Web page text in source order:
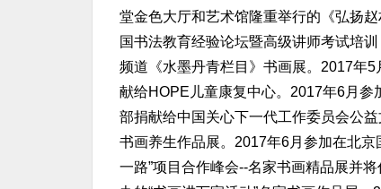
堂金色大厅和艺术馆隆重举行的《弘扬
国书法教育经验论坛暨高级讲师考试培
频道《水墨丹青栏目》书画展。2017年
献给HOPE儿童康复中心。2017年6月参
部捐献给中国关心下一代工作委员会公
书画养生作品展。2017年6月参加在北
一路”项目合作峰会--名家书画精品展并